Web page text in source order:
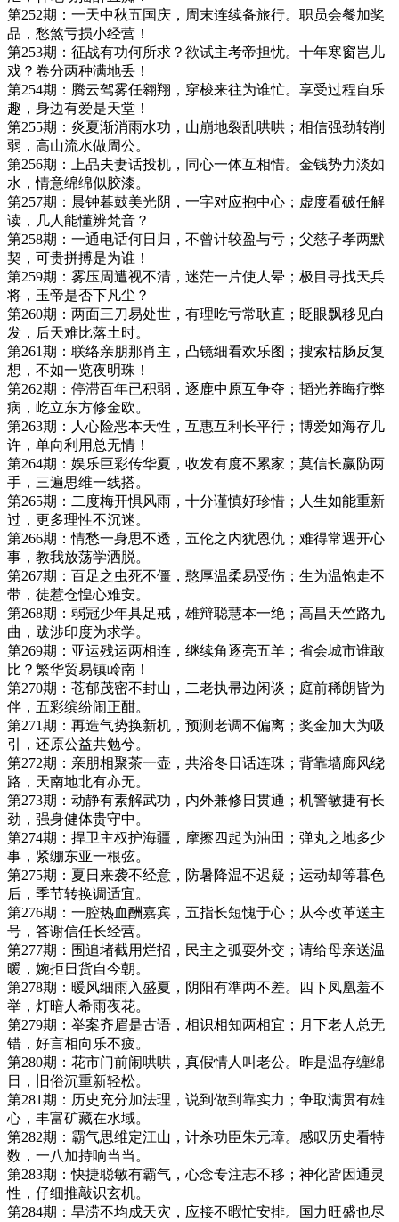
第252期：一天中秋五国庆，周末连续备旅行。职员会餐加奖
品，愁煞亏损小经营！
第253期：征战有功何所求？欲试主考帝担忧。十年寒窗岂儿
戏？卷分两种满地丢！
第254期：腾云驾雾任翱翔，穿梭来往为谁忙。享受过程自乐
趣，身边有爱是天堂！
第255期：炎夏渐消雨水功，山崩地裂乱哄哄；相信强劲转削
弱，高山流水做周公。
第256期：上品夫妻话投机，同心一体互相惜。金钱势力淡如
水，情意绵绵似胶漆。
第257期：晨钟暮鼓美光阴，一字对应抱中心；虚度看破任解
读，几人能懂辨梵音？
第258期：一通电话何日归，不曾计较盈与亏；父慈子孝两默
契，可贵拼搏是为谁！
第259期：雾压周遭视不清，迷茫一片使人晕；极目寻找天兵
将，玉帝是否下凡尘？
第260期：两面三刀易处世，有理吃亏常耿直；眨眼飘移见白
发，后天难比落土时。
第261期：联络亲朋那肖主，凸镜细看欢乐图；搜索枯肠反复
想，不如一览夜明珠！
第262期：停滞百年已积弱，逐鹿中原互争夺；韬光养晦疗弊
病，屹立东方修金欧。
第263期：人心险恶本天性，互惠互利长平行；博爱如海存几
许，单向利用总无情！
第264期：娱乐巨彩传华夏，收发有度不累家；莫信长赢防两
手，三遍思维一线搭。
第265期：二度梅开惧风雨，十分谨慎好珍惜；人生如能重新
过，更多理性不沉迷。
第266期：情愁一身思不透，五伦之内犹恩仇；难得常遇开心
事，教我放荡学洒脱。
第267期：百足之虫死不僵，憨厚温柔易受伤；生为温饱走不
带，徒惹仓惶心难安。
第268期：弱冠少年具足戒，雄辩聪慧本一绝；高昌天竺路九
曲，跋涉印度为求学。
第269期：亚运残运两相连，继续角逐亮五羊；省会城市谁敢
比？繁华贸易镇岭南！
第270期：苍郁茂密不封山，二老执帚边闲谈；庭前稀朗皆为
伴，五彩缤纷闹正酣。
第271期：再造气势换新机，预测老调不偏离；奖金加大为吸
引，还原公益共勉兮。
第272期：亲朋相聚茶一壶，共浴冬日话连珠；背靠墙廊风绕
路，天南地北有亦无。
第273期：动静有素解武功，内外兼修日贯通；机警敏捷有长
劲，强身健体贵守中。
第274期：捍卫主权护海疆，摩擦四起为油田；弹丸之地多少
事，紧绷东亚一根弦。
第275期：夏日来袭不经意，防暑降温不迟疑；运动却等暮色
后，季节转换调适宜。
第276期：一腔热血酬嘉宾，五指长短愧于心；从今改革送主
号，答谢信任长经营。
第277期：围追堵截用烂招，民主之弧耍外交；请给母亲送温
暖，婉拒日货自今朝。
第278期：暖风细雨入盛夏，阴阳有準两不差。四下凤凰羞不
举，灯暗人希雨夜花。
第279期：举案齐眉是古语，相识相知两相宜；月下老人总无
错，好言相向乐不疲。
第280期：花市门前闹哄哄，真假情人叫老公。昨是温存缠绵
日，旧俗沉重新轻松。
第281期：历史充分加法理，说到做到靠实力；争取满贯有雄
心，丰富矿藏在水域。
第282期：霸气思维定江山，计杀功臣朱元璋。感叹历史看特
数，一八加持响当当。
第283期：快捷聪敏有霸气，心念专注志不移；神化皆因通灵
性，仔细推敲识玄机。
第284期：旱涝不均成天灾，应接不暇忙安排。国力旺盛也尽